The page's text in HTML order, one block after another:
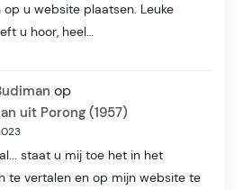
op u website plaatsen. Leuke
u hoor, heel…
op
uit Porong (1957)
staat u mij toe het in het
te vertalen en op mijn website te